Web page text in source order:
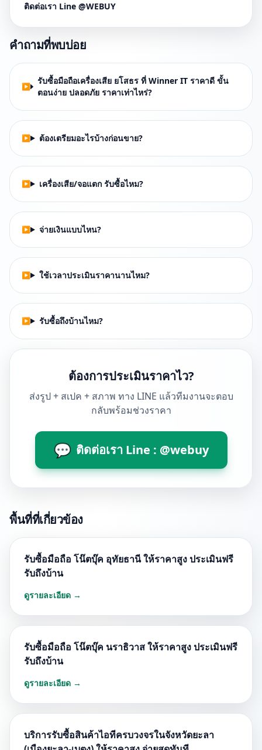
ติดต่อเรา Line @WEBUY
คำถามที่พบบ่อย
รับซื้อมือถือเครื่องเสีย ยโสธร ที่ Winner IT ราคาดี ขั้น
ตอนง่าย ปลอดภัย ราคาเท่าไหร่?
ต้องเตรียมอะไรบ้างก่อนขาย?
เครื่องเสีย/จอแตก รับซื้อไหม?
จ่ายเงินแบบไหน?
ใช้เวลาประเมินราคานานไหม?
รับซื้อถึงบ้านไหม?
ต้องการประเมินราคาไว?
ส่งรูป + สเปค + สภาพ ทาง LINE แล้วทีมงานจะตอบ
กลับพร้อมช่วงราคา
💬 ติดต่อเรา Line : @webuy
พื้นที่ที่เกี่ยวข้อง
รับซื้อมือถือ โน๊ตบุ๊ค อุทัยธานี ให้ราคาสูง ประเมินฟรี
รับถึงบ้าน
ดูรายละเอียด →
รับซื้อมือถือ โน๊ตบุ๊ค นราธิวาส ให้ราคาสูง ประเมินฟรี
รับถึงบ้าน
ดูรายละเอียด →
บริการรับซื้อสินค้าไอทีครบวงจรในจังหวัดยะลา